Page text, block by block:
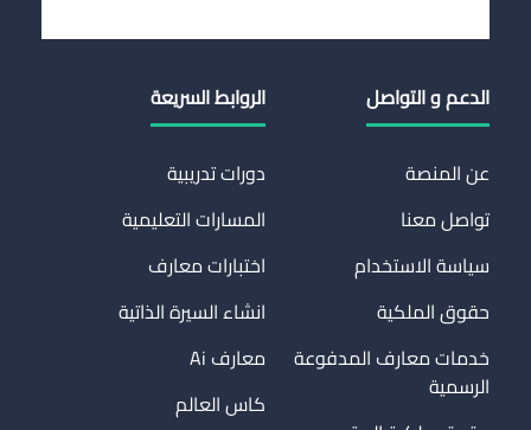
الدعم و التواصل
عن المنصة
تواصل معنا
سياسة الاستخدام
حقوق الملكية
خدمات معارف المدفوعة
الرسمية
الروابط السريعة
دورات تدريبية
المسارات التعليمية
اختبارات معارف
انشاء السيرة الذاتية
معارف Ai
كاس العالم